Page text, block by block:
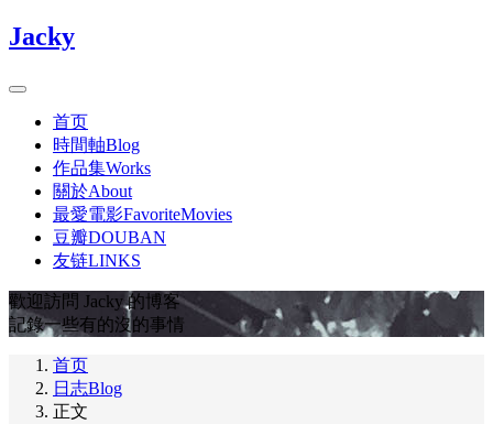
Jacky
首页
時間軸Blog
作品集Works
關於About
最愛電影FavoriteMovies
豆瓣DOUBAN
友链LINKS
歡迎訪問 Jacky 的博客
記錄一些有的沒的事情
首页
日志Blog
正文